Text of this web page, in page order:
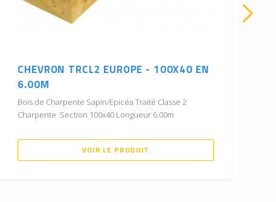
CHEVRON TRCL2 EUROPE - 100X40 EN
6.00M
Bois de Charpente Sapin/Epicéa Traité Classe 2
Charpente Section 100x40 Longueur 6.00m
VOIR LE PRODUIT